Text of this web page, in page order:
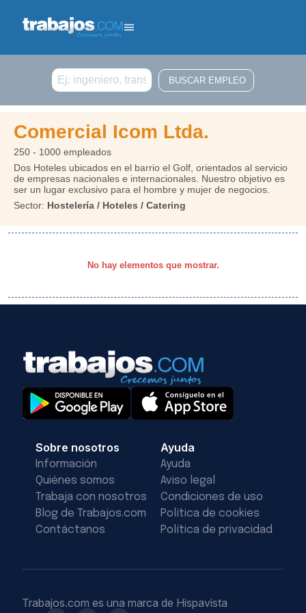
Buscar
Comercial Icom Ltda.
250 - 1000 empleados
Dos Hoteles ubicados en el barrio el Golf, orientados al servicio
de empresas nacionales e internacionales. Nuestro objetivo es
ser un lugar exclusivo para el hombre y mujer de negocios.
Sector: Hostelería / Hoteles / Catering
No hay elementos que mostrar.
Sobre nosotros
Información
Quiénes somos
Trabaja con nosotros
Blog de Trabajos.com
Contáctanos
Ayuda
Ayuda
Aviso legal
Condiciones de uso
Política de cookies
Política de privacidad
Trabajos.com es una marca de Hispavista